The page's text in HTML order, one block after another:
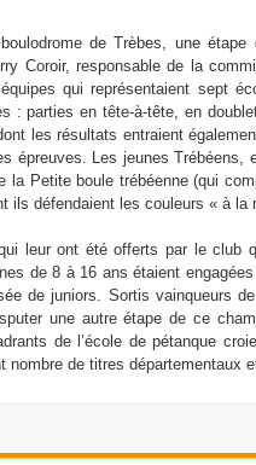
de Trèbes, une étape
Coroir, responsable de la
qui représentaient sept
: parties en tête-à-tête, en
les résultats entraient
épreuves. Les jeunes Trébéens,
la Petite boule trébéenne (qui
ils défendaient les couleurs « à la
leur ont été offerts par le club
de 8 à 16 ans étaient engagées
de juniors. Sortis vainqueurs
une autre étape de ce
de l’école de pétanque
de titres départementaux